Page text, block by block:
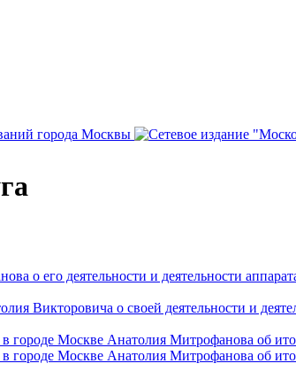
о его деятельности и деятельности
Викторовича о своей деятельности и
Москве Анатолия Митрофанова об
Москве Анатолия Митрофанова об